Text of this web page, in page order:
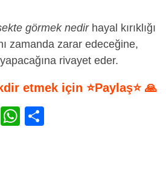
görmek nedirhayal kırıklığı
zamanda zarar edeceğine,
rivayet eder.
etmek için ⭐Paylaş⭐ 🙏
T
W